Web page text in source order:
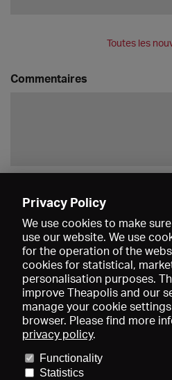
Toutes les
Commentaires
Données médiatiques
Conditions générales de vente
Privacy Policy
We use cookies to make
use our website. We use
for the operation of the
cookies for statistical,
personalisation purposes.
improve Theapolis and our
manage your cookie
browser. Please find more
privacy policy.
Functionality
Statistics